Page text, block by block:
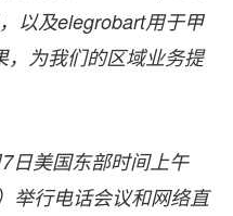
以及elegrobart用于甲
为我们的区域业务提
7日美国东部时间上午
举行电话会议和网络直